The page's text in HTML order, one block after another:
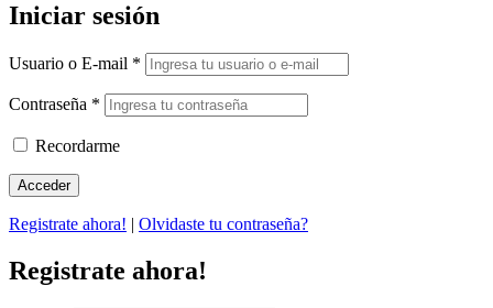
Iniciar sesión
Usuario o E-mail *
Contraseña *
Recordarme
Registrate ahora! | Olvidaste tu contraseña?
Registrate ahora!